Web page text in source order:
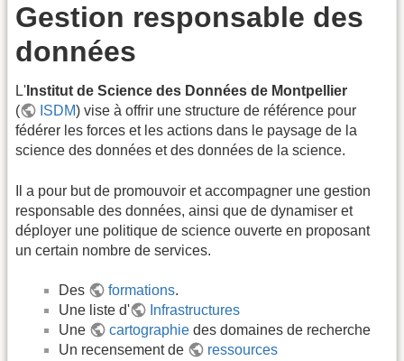
Gestion responsable des
données
L' Institut de Science des Données de Montpellier
(
ISDM) vise à offrir une structure de référence pour
fédérer les forces et les actions dans le paysage de la
science des données et des données de la science.
Il a pour but de promouvoir et accompagner une gestion
responsable des données, ainsi que de dynamiser et
déployer une politique de science ouverte en proposant
un certain nombre de services.
Des formations.
Une liste d'
Infrastructures
Une
cartographie des domaines de recherche
Un recensement de
ressources